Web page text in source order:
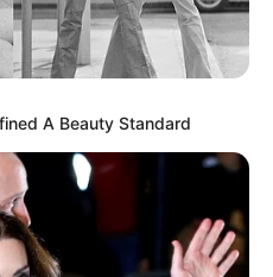
a politikai
szerint nem arról van
nyilvánítanának,
kötelessége
időszak döntéseit
gyorsított
alatt hozták meg.
A Beauty Standard